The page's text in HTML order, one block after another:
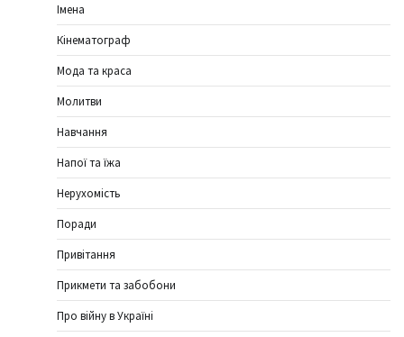
Імена
Кінематограф
Мода та краса
Молитви
Навчання
Напої та їжа
Нерухомість
Поради
Привітання
Прикмети та забобони
Про війну в Україні